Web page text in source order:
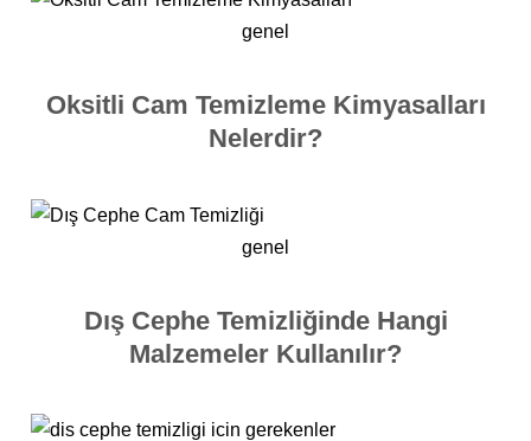
genel
Oksitli Cam Temizleme Kimyasalları
Nelerdir?
genel
Dış Cephe Temizliğinde Hangi
Malzemeler Kullanılır?